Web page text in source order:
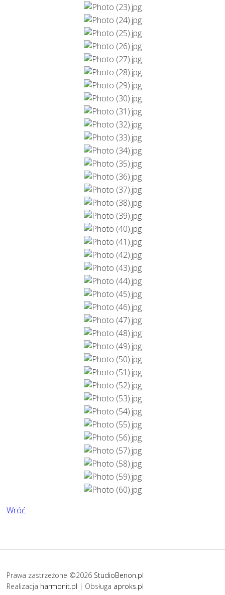
Wróć
Prawa zastrzeżone ©2026 StudioBenon.pl
Realizacja harmonit.pl | Obsługa aproks.pl